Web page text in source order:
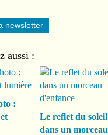
newsletter
aussi :
:
Le reflet du soleil
dans un morceau